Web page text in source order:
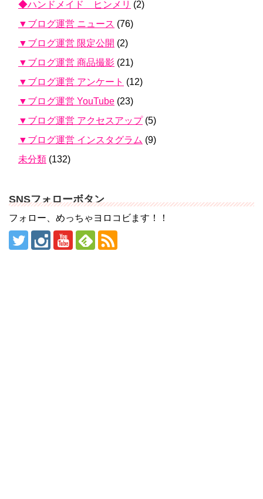
◆ハンドメイド ヒンメリ (2)
▼ブログ運営 ニュース (76)
▼ブログ運営 限定公開 (2)
▼ブログ運営 商品撮影 (21)
▼ブログ運営 アンケート (12)
▼ブログ運営 YouTube (23)
▼ブログ運営 アクセスアップ(5)
▼ブログ運営 インスタグラム (9)
未分類 (132)
SNSフォローボタン
フォロー、めっちゃヨロコビます！！